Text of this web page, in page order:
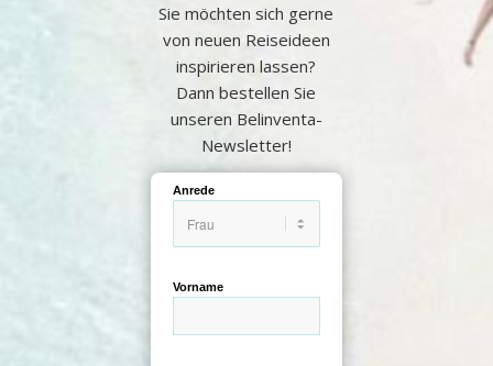
Sie möchten sich gerne
von neuen Reiseideen
inspirieren lassen?
Dann bestellen Sie
unseren Belinventa-
Newsletter!
Anrede
Vorname